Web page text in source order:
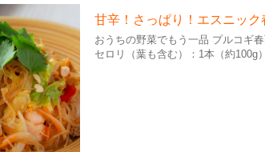
甘辛！さっぱり！エスニック
おうちの野菜でもう一品 プルコギ
セロリ（葉も含む）：1本（約100g）